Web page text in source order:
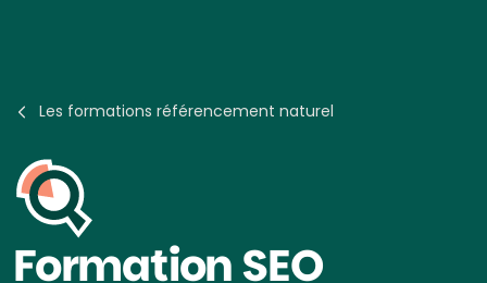
Les formations référencement naturel
FormationSEO